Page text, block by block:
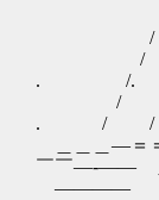
／ i| ／
/ |. ／ ／
/ i| ／ ／
. /. __／
/ / ／
. / / ｲ
＿＿＿―
￣￣―‐――
―――― ＝